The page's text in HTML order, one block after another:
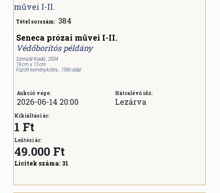
Tétel sorszám: 384
Seneca prózai művei I-II.
Védőborítós példány
Szenzár Kiadó , 2004
19 cm x 13 cm
Fűzött keménykötés , 1590 oldal
Aukció vége:
2026-06-14 20:00
Hátralévő idő:
Lezárva
Kikiáltási ár:
1 Ft
Leütési ár:
49.000 Ft
Licitek száma: 31